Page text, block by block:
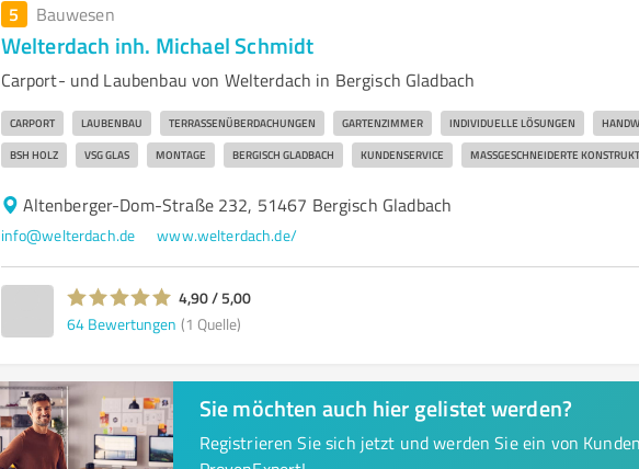
5 Bauwesen
Welterdach inh. Michael Schmidt
Carport- und Laubenbau von Welterdach in Bergisch Gladbach
CARPORT LAUBENBAU TERRASSENÜBERDACHUNGEN GARTENZIMMER INDIVIDUELLE LÖSUNGEN
BSH HOLZ VSG GLAS MONTAGE BERGISCH GLADBACH KUNDENSERVICE MASSGESCHNEIDERTE
Altenberger-Dom-Straße 232, 51467 Bergisch Gladbach
info@welterdach.de www.welterdach.de/
4,90 / 5,00
64 Bewertungen (1 Quelle)
Sie möchten auch hier gelistet werden?
Registrieren Sie sich jetzt und werden Sie ein von